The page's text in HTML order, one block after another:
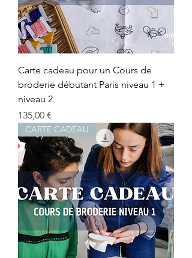
Carte cadeau pour un Cours de
broderie débutant Paris niveau 1 +
niveau 2
Prix
135,00 €
CARTE CADEAU